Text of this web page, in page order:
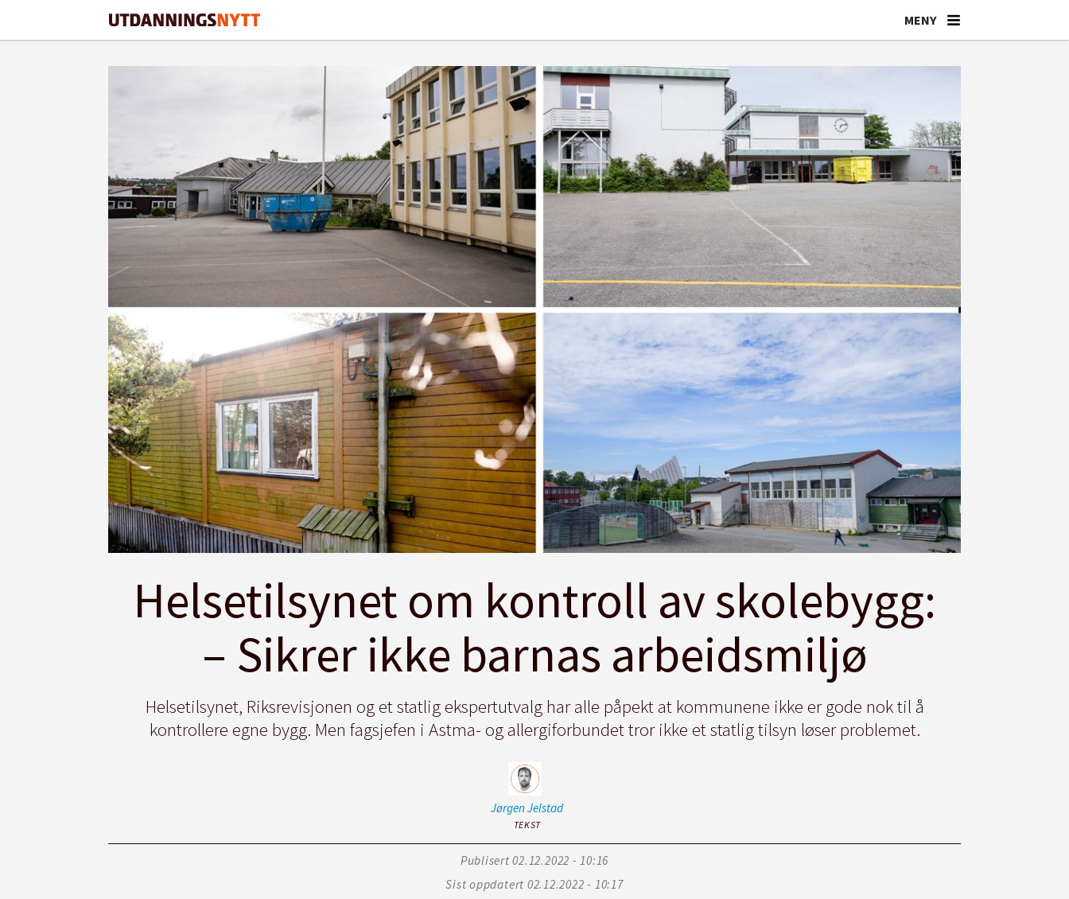
Helsetilsynet om kontroll av skolebygg:
– Sikrer ikke barnas arbeidsmiljø
Helsetilsynet, Riksrevisjonen og et statlig ekspertutvalg har alle påpekt at kommunene ikke er gode nok til å
kontrollere egne bygg. Men fagsjefen i Astma- og allergiforbundet tror ikke et statlig tilsyn løser problemet.
JørgenJelstad
TEKST
Publisert
02.12.2022 - 10:16
Sist oppdatert
02.12.2022 - 10:17